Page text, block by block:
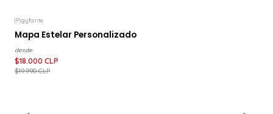
-10%DESCUENTO
|Pigyfante
Mapa Estelar Personalizado
desde
$18.000 CLP
$19.990 CLP